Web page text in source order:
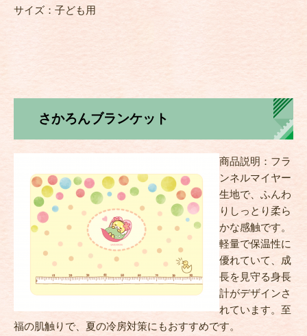
サイズ：子ども用
さかろんブランケット
商品説明：フラ
ンネルマイヤー
生地で、ふんわ
りしっとり柔ら
かな感触です。
軽量で保温性に
優れていて、成
長を見守る身長
計がデザインさ
れています。至
福の肌触りで、夏の冷房対策にもおすすめです。